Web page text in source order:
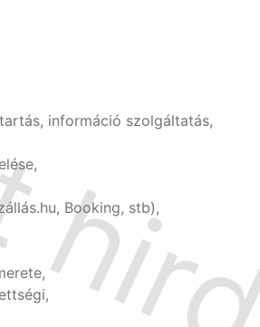
információ szolgáltatás,
Booking, stb),